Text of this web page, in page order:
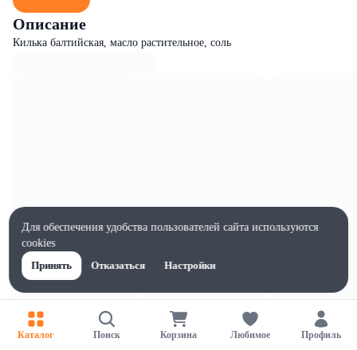
Описание
Килька балтийская, масло растительное, соль
Характеристики
Жиры на 100г, г
Каталог Поиск Корзина Любимое Профиль
Для обеспечения удобства пользователей сайта используются
cookies
Принять
Отказаться Настройки